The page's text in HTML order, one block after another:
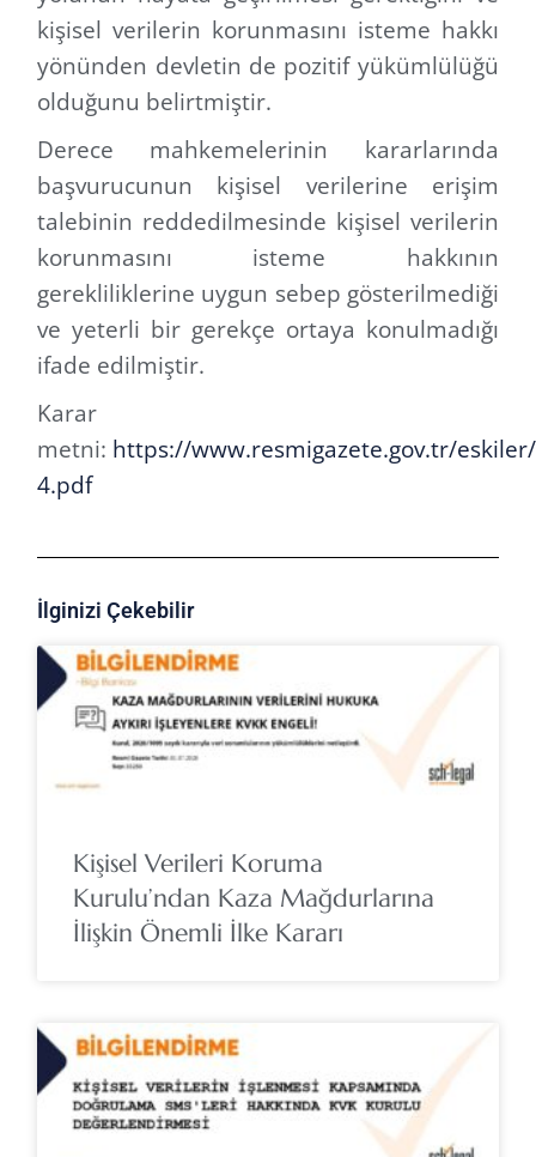
kişisel verilerin korunmasını isteme hakkı
yönünden devletin de pozitif yükümlülüğü
olduğunu belirtmiştir.
Derece mahkemelerinin kararlarında
başvurucunun kişisel verilerine erişim
talebinin reddedilmesinde kişisel verilerin
korunmasını isteme hakkının
gerekliliklerine uygun sebep gösterilmediği
ve yeterli bir gerekçe ortaya konulmadığı
ifade edilmiştir.
Karar
metni: https://www.resmigazete.gov.tr/
4.pdf
İlginizi Çekebilir
Kişisel Verileri Koruma
Kurulu’ndan Kaza Mağdurlarına
İlişkin Önemli İlke Kararı